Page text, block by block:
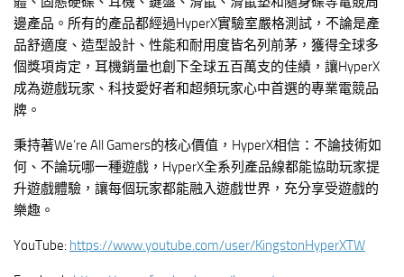
邊產品。所有的產品都經過HyperX實驗室嚴格測試，不論是產
品舒適度、造型設計、性能和耐用度皆名列前茅，獲得全球多
個獎項肯定，耳機銷量也創下全球五百萬支的佳績，讓HyperX
成為遊戲玩家、科技愛好者和超頻玩家心中首選的專業電競品
牌。
秉持著We’re All Gamers的核心價值，HyperX相信：不論技術如
何、不論玩哪一種遊戲，HyperX全系列產品線都能協助玩家提
升遊戲體驗，讓每個玩家都能融入遊戲世界，充分享受遊戲的
樂趣。
YouTube: https://www.youtube.com/user/KingstonHyperXTW